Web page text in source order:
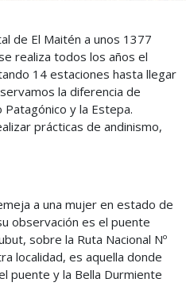
de El Maitén a unos 1377
realiza todos los años el
14 estaciones hasta llegar
la diferencia de
y la Estepa.
prácticas de andinismo,
a una mujer en estado de
observación es el puente
sobre la Ruta Nacional Nº
localidad, es aquella donde
puente y la Bella Durmiente